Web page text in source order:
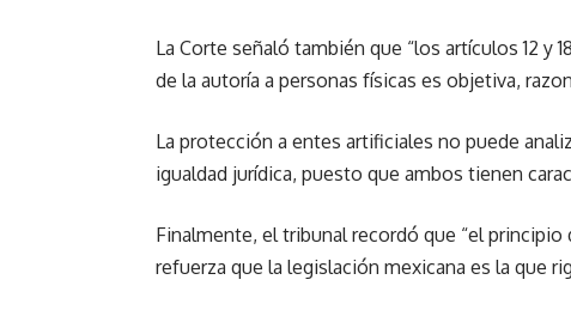
La Corte señaló también que “los artículos 12 y
de la autoría a personas físicas es objetiva,
La protección a entes artificiales no puede
igualdad jurídica, puesto que ambos tienen
Finalmente, el tribunal recordó que “el
refuerza que la legislación mexicana es la que